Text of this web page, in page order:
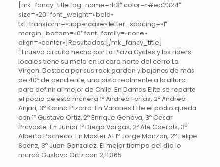
[mk_fancy_title tag_name=»h3″ color=»#ed2324″
size=»20″ font_weight=»bold»
txt_transform=»uppercase» letter_spacing=»1″
margin_bottom=»0″ font_family=»none»
align=»center»]Resultados:[/mk_fancy_title]
El nuevo circuito hecho por La Plaza Cycles y los riders
locales tiene su meta en la cara norte del cerro La
Virgen. Destaca por sus rock garden y bajones de más
de 40º de pendiente, una pista realmente a la altura
para definir al mejor de Chile. En Damas Elite se reparte
el podio de esta manera 1º Andrea Farías, 2º Andrea
Anjari, 3º Karina PIzarro. En Varones Elite el podio queda
con 1º Gustavo Ortiz, 2º Enrique Genova, 3º Cesar
Provoste. En Junior 1º Diego Vargas, 2º Ale Caerols, 3º
Alberto Pacheco. En Master A1 1º Jorge Monzón, 2º Felipe
Saenz, 3º Juan Gonzalez. El mejor tiempo del día lo
marcó Gustavo Ortiz con 2,11.365